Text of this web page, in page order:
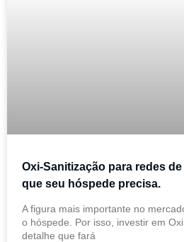
Oxi-Sanitização para redes
que seu hóspede precisa.
A figura mais importante no
o hóspede. Por isso, investir em
detalhe que fará